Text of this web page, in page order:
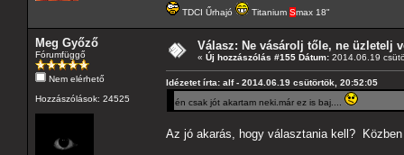
TDCI Űrhajó Titanium Smax 18"
Meg Győző
Fórumfüggő
Nem elérhető
Hozzászólások: 24525
Válasz: Ne vásárolj tőle, ne üzletelj
« Új hozzászólás #155 Dátum: 2014.06.19
Idézetet írta: alf - 2014.06.19 csütörtök, 20:52:05
én csak jót akartam neki.már ez is baj....
Az jó akarás, hogy választania kell?